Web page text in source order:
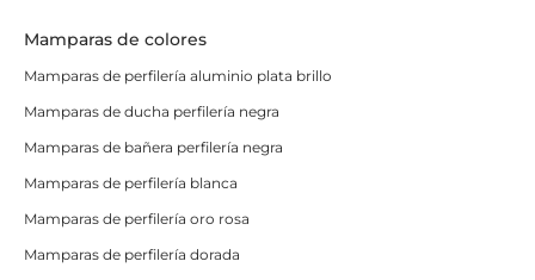
Mamparas de colores
Mamparas de perfilería aluminio plata brillo
Mamparas de ducha perfilería negra
Mamparas de bañera perfilería negra
Mamparas de perfilería blanca
Mamparas de perfilería oro rosa
Mamparas de perfilería dorada